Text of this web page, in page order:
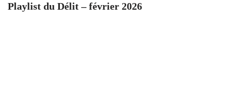
Playlist du Délit – février 2026